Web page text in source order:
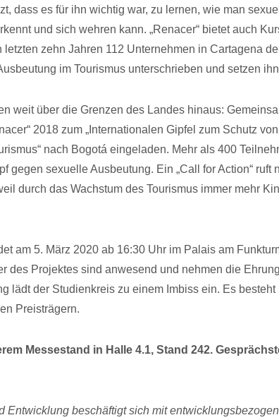
dass es für ihn wichtig war, zu lernen, wie man
und sich wehren kann. „Renacer“ bietet auch
zehn Jahren 112 Unternehmen in Cartagena
im Tourismus unterschrieben und setzen
weit über die Grenzen des Landes hinaus:
2018 zum „Internationalen Gipfel zum Schutz
nach Bogotá eingeladen. Mehr als 400
gegen sexuelle Ausbeutung. Ein „Call for Action“ ruft
durch das Wachstum des Tourismus immer mehr
am 5. März 2020 ab 16:30 Uhr im Palais am
des Projektes sind anwesend und nehmen die Ehrung
lädt der Studienkreis zu einem Imbiss ein. Es besteht
Preisträgern.
Messestand in Halle 4.1, Stand 242.
Entwicklung beschäftigt sich mit